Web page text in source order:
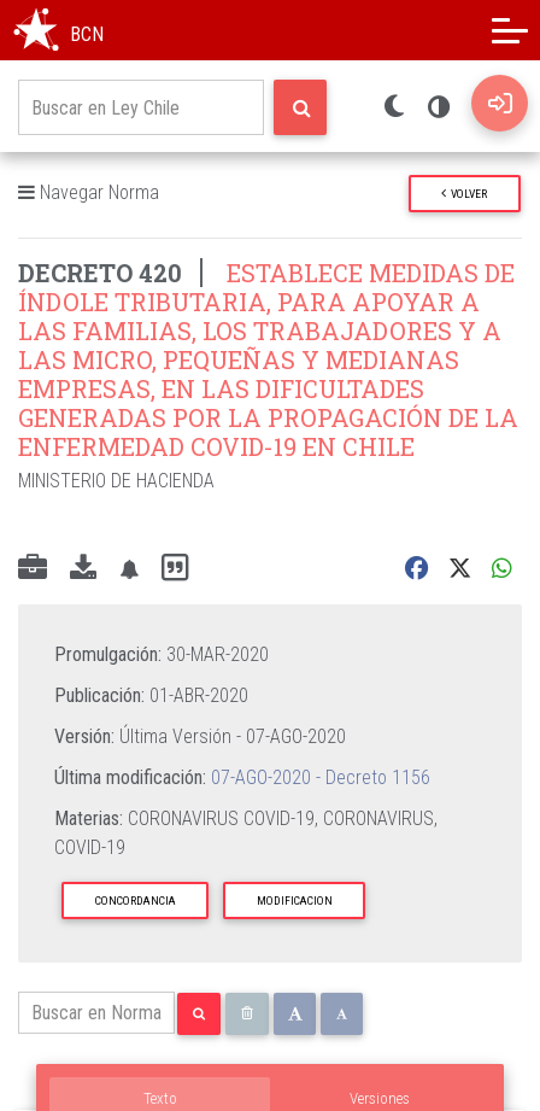
BCN
Navegar Norma VOLVER
DECRETO 420
ESTABLECE MEDIDAS DE
ÍNDOLE TRIBUTARIA, PARA APOYAR A
LAS FAMILIAS, LOS TRABAJADORES Y A
LAS MICRO, PEQUEÑAS Y MEDIANAS
EMPRESAS, EN LAS DIFICULTADES
GENERADAS POR LA PROPAGACIÓN DE LA
ENFERMEDAD COVID-19 EN CHILE
MINISTERIO DE HACIENDA
Promulgación: 30-MAR-2020
Publicación: 01-ABR-2020
Versión: Última Versión - 07-AGO-2020
Última modificación: 07-AGO-2020 - Decreto 1156
Materias: CORONAVIRUS COVID-19, CORONAVIRUS,
COVID-19
CONCORDANCIA MODIFICACION
Texto Versiones